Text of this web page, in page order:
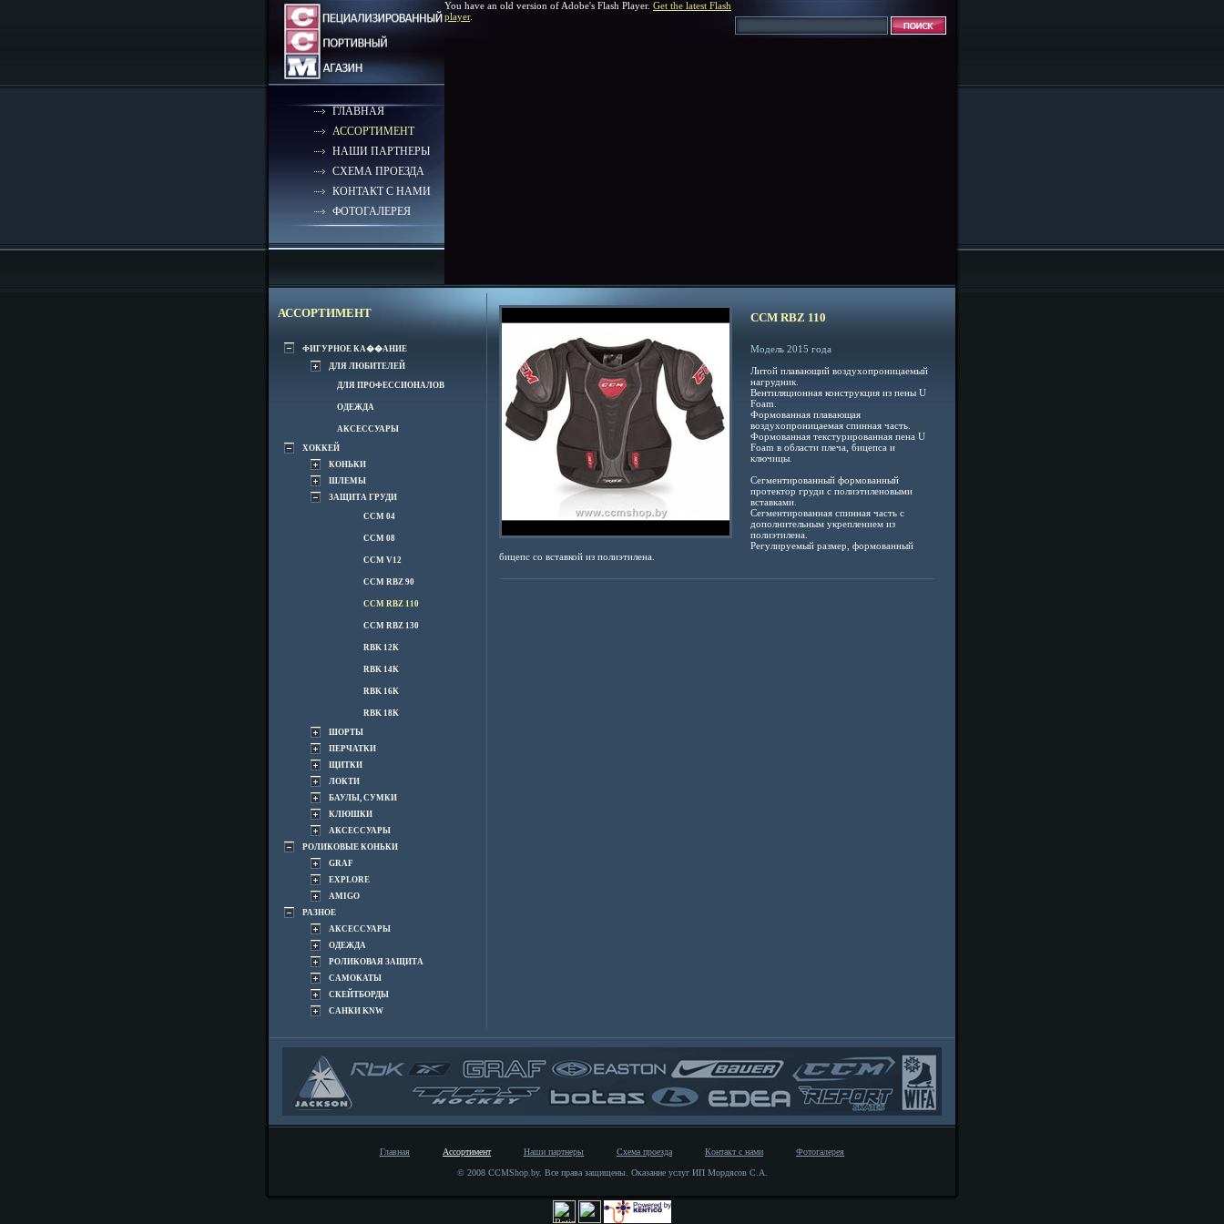
ГЛАВНАЯ
АССОРТИМЕНТ
НАШИ ПАРТНЕРЫ
СХЕМА ПРОЕЗДА
КОНТАКТ С НАМИ
ФОТОГАЛЕРЕЯ
You have an old version of Adobe's Flash Player. Get the latest Flash
player.
АССОРТИМЕНТ
ФИГУРНОЕ КА��АНИЕ
ДЛЯ ЛЮБИТЕЛЕЙ
ДЛЯ ПРОФЕССИОНАЛОВ
ОДЕЖДА
АКСЕССУАРЫ
ХОККЕЙ
КОНЬКИ
ШЛЕМЫ
ЗАЩИТА ГРУДИ
CCM 04
CCM 08
CCM V12
CCM RBZ 90
CCM RBZ 110
CCM RBZ 130
RBK 12K
RBK 14K
RBK 16K
RBK 18K
ШОРТЫ
ПЕРЧАТКИ
ЩИТКИ
ЛОКТИ
БАУЛЫ, СУМКИ
КЛЮШКИ
АКСЕССУАРЫ
РОЛИКОВЫЕ КОНЬКИ
GRAF
EXPLORE
AMIGO
РАЗНОЕ
АКСЕССУАРЫ
ОДЕЖДА
РОЛИКОВАЯ ЗАЩИТА
САМОКАТЫ
СКЕЙТБОРДЫ
САНКИ KNW
CCM RBZ 110
Модель 2015 года
Литой плавающий воздухопроницаемый
нагрудник.
Вентиляционная конструкция из пены U
Foam.
Формованная плавающая
воздухопроницаемая спинная часть.
Формованная текстурированная пена U
Foam в области плеча, бицепса и
ключицы.
Сегментированный формованный
протектор груди с полиэтиленовыми
вставками.
Сегментированная спинная часть с
дополнительным укреплением из
полиэтилена.
Регулируемый размер, формованный
бицепс со вставкой из полиэтилена.
Главная Ассортимент Наши партнеры Схема проезда Контакт с нами Фотогалерея
© 2008 CCMShop.by. Все права защищены. Оказание услуг ИП Мордясов С.А.